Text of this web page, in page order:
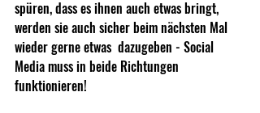
spüren, dass es ihnen auch etwas bringt,
werden sie auch sicher beim nächsten Mal
wieder gerne etwas  dazugeben - Social
Media muss in beide Richtungen
funktionieren!